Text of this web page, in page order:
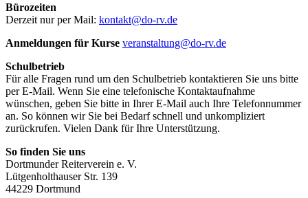
Bürozeiten
Derzeit nur per Mail: kontakt@do-rv.de
Anmeldungen für Kurse veranstaltung@do-rv.de
Schulbetrieb
Für alle Fragen rund um den Schulbetrieb kontaktieren Sie uns bitte
per E-Mail. Wenn Sie eine telefonische Kontaktaufnahme
wünschen, geben Sie bitte in Ihrer E-Mail auch Ihre Telefonnummer
an. So können wir Sie bei Bedarf schnell und unkompliziert
zurückrufen. Vielen Dank für Ihre Unterstützung.
So finden Sie uns
Dortmunder Reiterverein e. V.
Lütgenholthauser Str. 139
44229 Dortmund